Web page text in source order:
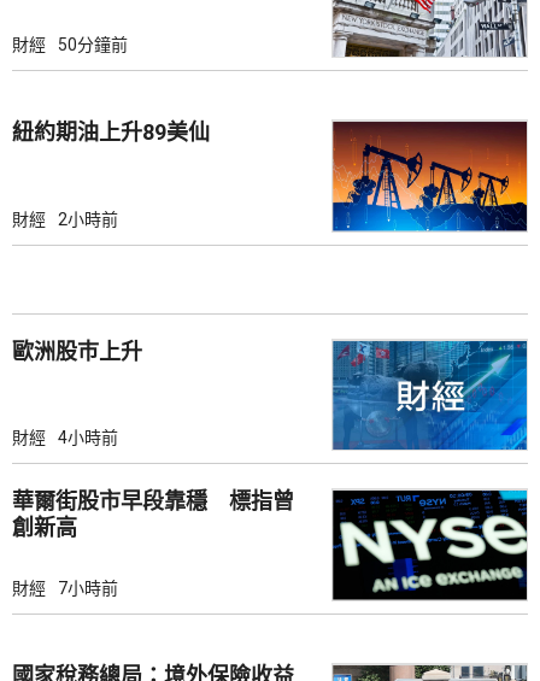
財經 50分鐘前
紐約期油上升89美仙
財經 2小時前
歐洲股巿上升
財經 4小時前
華爾街股市早段靠穩 標指曾
創新高
財經 7小時前
國家稅務總局：境外保險收益